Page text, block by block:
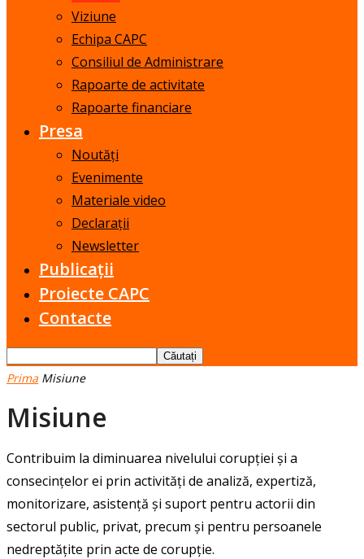
Viziune
Echipa CAPC
Consiliul de Administrare
Rapoarte de activitate
Rapoarte financiare
Presa
Noutăți
Evenimente
Materiale video
Declarații
Newsletter
Publicații
Proiecte CAPC
Contacte
Prima Misiune
Misiune
Contribuim la diminuarea nivelului corupției și a
consecințelor ei prin activități de analiză, expertiză,
monitorizare, asistență și suport pentru actorii din
sectorul public, privat, precum și pentru persoanele
nedreptățite prin acte de corupție.